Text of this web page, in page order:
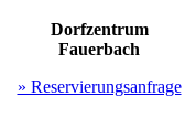
Dorfzentrum
Fauerbach
» Reservierungsanfrage